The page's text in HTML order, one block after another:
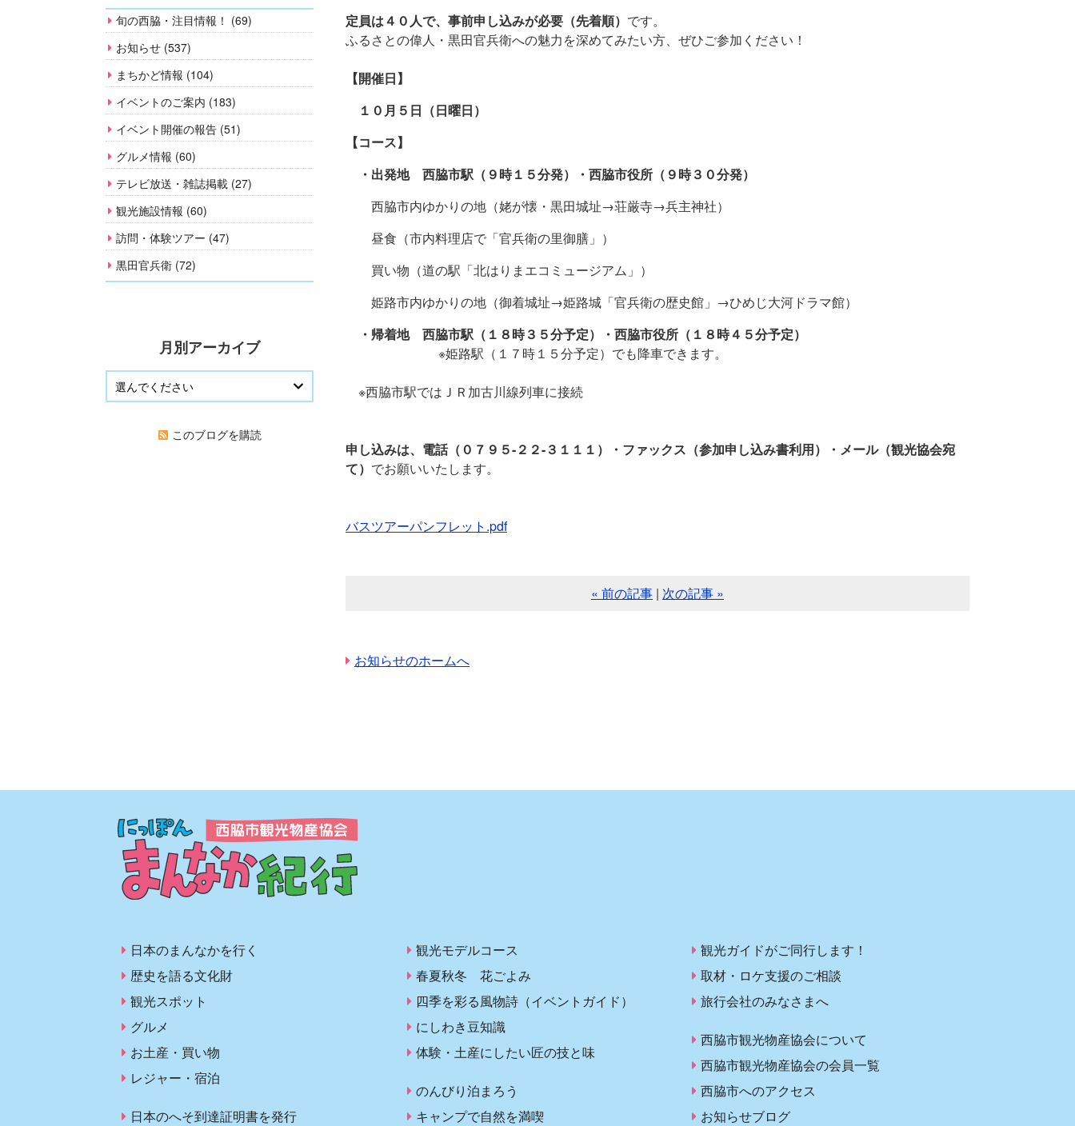
定員は４０人で、事前申し込みが必要（先着順） です。
ふるさとの偉人・黒田官兵衛への魅力を深めてみたい方、ぜひご参加ください！
【開催日】
１０月５日（日曜日）
【コース】
・出発地 西脇市駅（９時１５分発）・西脇市役所（９時３０分発）
西脇市内ゆかりの地（姥が懐・黒田城址→荘厳寺→兵主神社）
昼食（市内料理店で「官兵衛の里御膳」）
買い物（道の駅「北はりまエコミュージアム」）
姫路市内ゆかりの地（御着城址→姫路城「官兵衛の歴史館」→ひめじ大河ドラマ館）
・帰着地 西脇市駅（１８時３５分予定）・西脇市役所（１８時４５分予定）
※姫路駅（１７時１５分予定）でも降車できます。
※西脇市駅ではＪＲ加古川線列車に接続
申し込みは、電話（０７９５-２２-３１１１）・ファックス（参加申し込み書利用）・メール（観光協会宛
て） でお願いいたします。
バスツアーパンフレット.pdf
« 前の記事 | 次の記事 »
お知らせのホームへ
旬の西脇・注目情報！ (69)
お知らせ (537)
まちかど情報 (104)
イベントのご案内 (183)
イベント開催の報告 (51)
グルメ情報 (60)
テレビ放送・雑誌掲載 (27)
観光施設情報 (60)
訪問・体験ツアー (47)
黒田官兵衛 (72)
月別アーカイブ
このブログを購読
日本のまんなかを行く
歴史を語る文化財
観光スポット
グルメ
お土産・買い物
レジャー・宿泊
日本のへそ到達証明書を発行
観光モデルコース
春夏秋冬 花ごよみ
四季を彩る風物詩（イベントガイド）
にしわき豆知識
体験・土産にしたい匠の技と味
のんびり泊まろう
キャンプで自然を満喫
観光ガイドがご同行します！
取材・ロケ支援のご相談
旅行会社のみなさまへ
西脇市観光物産協会について
西脇市観光物産協会の会員一覧
西脇市へのアクセス
お知らせブログ